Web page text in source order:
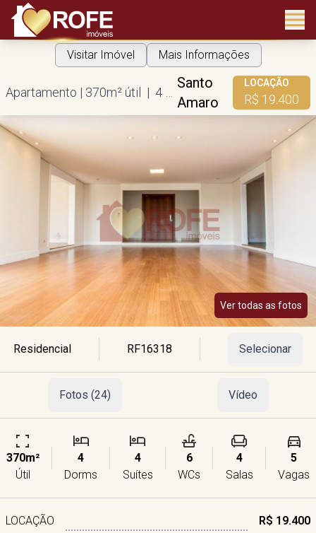
Santo
Amaro
LOCAÇÃO
R$ 19.400
Visitar Imóvel Mais Informações
Ver todas as fotos
Residencial RF16318 Selecionar
Fotos (24) Vídeo
370m²
Útil
4
Dorms
4
Suítes
6
WCs
4
Salas
5
Vagas
LOCAÇÃO R$ 19.400